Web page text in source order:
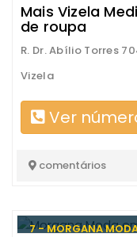
Mais Vizela
de roupa
R. Dr. Abílio Torres
Vizela
Ver
comentários
7 - MORGANA